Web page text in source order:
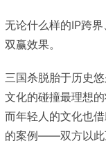
无论什么样的IP跨
双赢效果。
三国杀脱胎于历史
文化的碰撞最理想
而年轻人的文化也
的案例——双方以此